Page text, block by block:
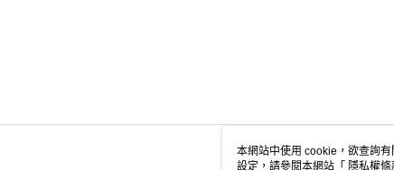
本網站中使用 cookie，欲查詢
設定，請參閱本網站「 隱私權條